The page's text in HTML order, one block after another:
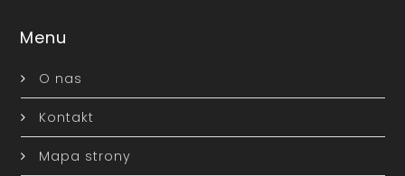
Menu
O nas
Kontakt
Mapa strony